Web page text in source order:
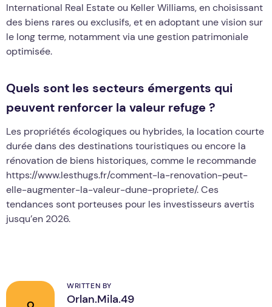
International Real Estate ou Keller Williams, en choisissant
des biens rares ou exclusifs, et en adoptant une vision sur
le long terme, notamment via une gestion patrimoniale
optimisée.
Quels sont les secteurs émergents qui
peuvent renforcer la valeur refuge ?
Les propriétés écologiques ou hybrides, la location courte
durée dans des destinations touristiques ou encore la
rénovation de biens historiques, comme le recommande
https://www.lesthugs.fr/comment-la-renovation-peut-
elle-augmenter-la-valeur-dune-propriete/. Ces
tendances sont porteuses pour les investisseurs avertis
jusqu’en 2026.
WRITTEN BY
Orlan.Mila.49